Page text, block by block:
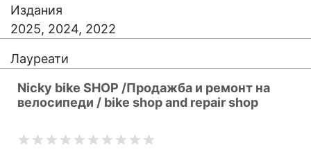
Издания
2025, 2024, 2022
Лауреати
Nicky bike SHOP /Продажба и ремонт на
велосипеди / bike shop and repair shop